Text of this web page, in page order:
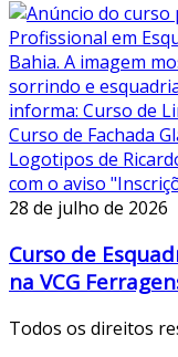
28 de julho de 2026
Curso de
na VCG
Todos os direitos